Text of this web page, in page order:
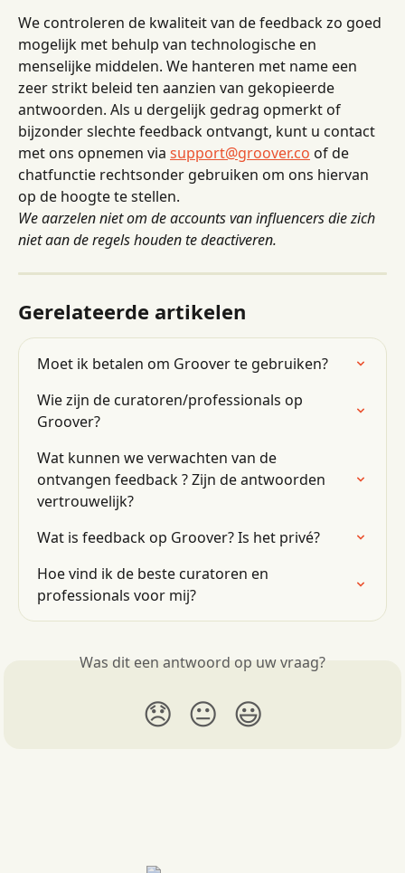
We controleren de kwaliteit van de feedback zo goed
mogelijk met behulp van technologische en
menselijke middelen. We hanteren met name een
zeer strikt beleid ten aanzien van gekopieerde
antwoorden. Als u dergelijk gedrag opmerkt of
bijzonder slechte feedback ontvangt, kunt u contact
met ons opnemen via support@groover.co of de
chatfunctie rechtsonder gebruiken om ons hiervan
op de hoogte te stellen.
We aarzelen niet om de accounts van influencers die zich
niet aan de regels houden te deactiveren.
Gerelateerde artikelen
Moet ik betalen om Groover te gebruiken?
Wie zijn de curatoren/professionals op
Groover?
Wat kunnen we verwachten van de
ontvangen feedback ? Zijn de antwoorden
vertrouwelijk?
Wat is feedback op Groover? Is het privé?
Hoe vind ik de beste curatoren en
professionals voor mij?
Was dit een antwoord op uw vraag?
😞 😐 😃